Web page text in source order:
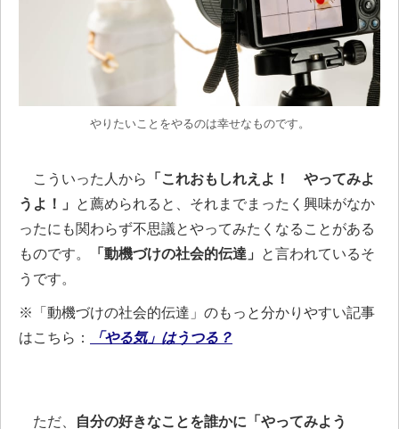
やりたいことをやるのは幸せなものです。
こういった人から
「これおもしれえよ！ やってみよ
うよ！」
と薦められると、それまでまったく興味がなか
ったにも関わらず不思議とやってみたくなることがある
ものです。
「動機づけの社会的伝達」
と言われているそ
うです。
※「動機づけの社会的伝達」のもっと分かりやすい記事
はこちら：
「やる気」はうつる？
ただ、
自分の好きなことを誰かに「やってみよう